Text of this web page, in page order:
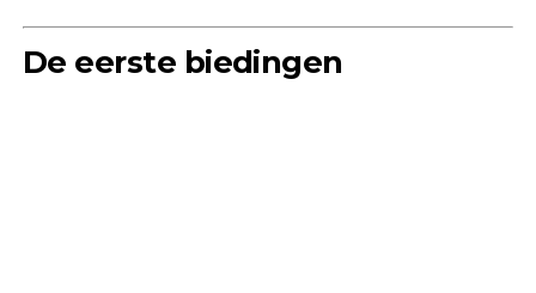
De eerste biedingen